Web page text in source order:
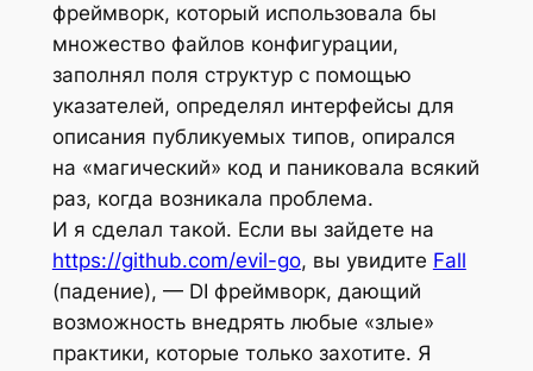
фреймворк, который использовала бы
множество файлов конфигурации,
заполнял поля структур с помощью
указателей, определял интерфейсы для
описания публикуемых типов, опирался
на «магический» код и паниковала всякий
раз, когда возникала проблема.
И я сделал такой. Если вы зайдете на
https://github.com/evil-go, вы увидите Fall
(падение), — DI фреймворк, дающий
возможность внедрять любые «злые»
практики, которые только захотите. Я